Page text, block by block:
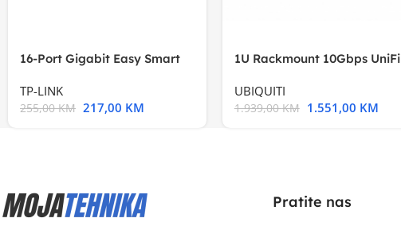
16-Port Gigabit Easy Smart
TP-LINK
255,00KM 217,00 KM
1U Rackmount 10Gbps UniFi
UBIQUITI
1.939,00KM 1.551,00 KM
Pratite nas